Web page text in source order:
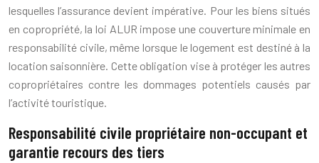
lesquelles l’assurance devient impérative. Pour les biens situés
en copropriété, la loi ALUR impose une couverture minimale en
responsabilité civile, même lorsque le logement est destiné à la
location saisonnière. Cette obligation vise à protéger les autres
copropriétaires contre les dommages potentiels causés par
l’activité touristique.
Responsabilité civile propriétaire non-occupant et
garantie recours des tiers